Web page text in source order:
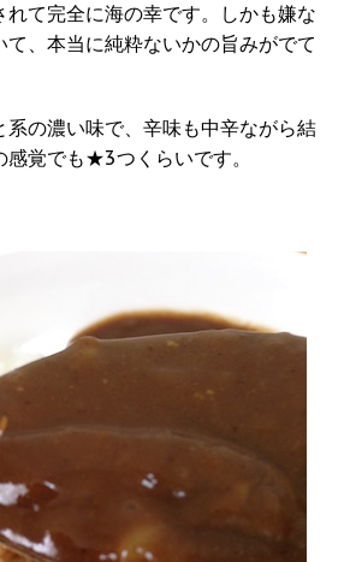
れて完全に海の幸です。しかも嫌な
、本当に純粋ないかの旨みがでて
系の濃い味で、辛味も中辛ながら結
覚でも★3つくらいです。